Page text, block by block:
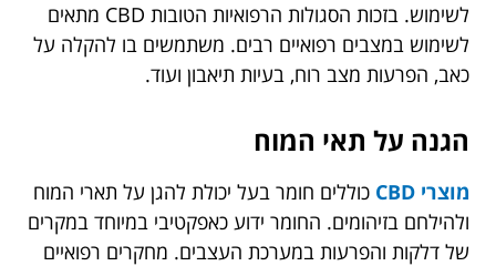
לשימוש. בזכות הסגולות הרפואיות הטובות CBD מתאים
לשימוש במצבים רפואיים רבים. משתמשים בו להקלה על
כאב, הפרעות מצב רוח, בעיות תיאבון ועוד.
הגנה על תאי המוח
מוצרי CBD
כוללים חומר בעל יכולת להגן על תארי המוח
ולהילחם בזיהומים. החומר ידוע כאפקטיבי במיוחד במקרים
של דלקות והפרעות במערכת העצבים. מחקרים רפואיים